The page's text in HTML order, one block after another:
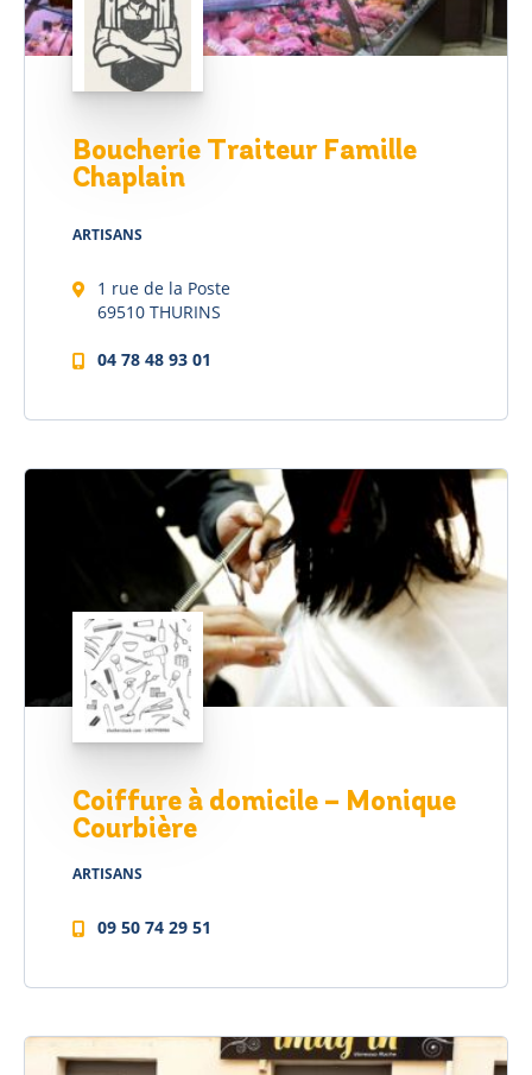
Boucherie Traiteur Famille
Chaplain
ARTISANS
1 rue de la Poste
69510 THURINS
04 78 48 93 01
Coiffure à domicile – Monique
Courbière
ARTISANS
09 50 74 29 51